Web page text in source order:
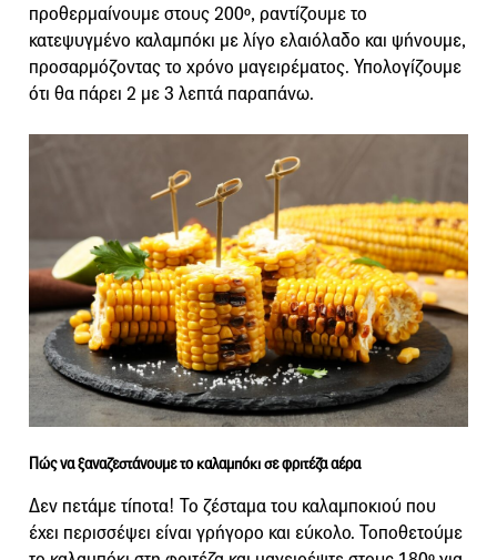
προθερμαίνουμε στους 200º, ραντίζουμε το
κατεψυγμένο καλαμπόκι με λίγο ελαιόλαδο και ψήνουμε,
προσαρμόζοντας το χρόνο μαγειρέματος. Υπολογίζουμε
ότι θα πάρει 2 με 3 λεπτά παραπάνω.
Πώς να ξαναζεστάνουμε το καλαμπόκι σε φριτέζα αέρα
Δεν πετάμε τίποτα! Το ζέσταμα του καλαμποκιού που
έχει περισσέψει είναι γρήγορο και εύκολο. Τοποθετούμε